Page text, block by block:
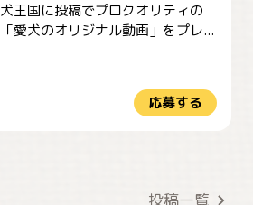
犬王国に投稿でプロクオリティの
「愛犬のオリジナル動画」をプレ...
応募する
投稿一覧